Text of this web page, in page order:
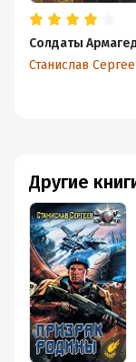
Другие
Солдаты
Станислав